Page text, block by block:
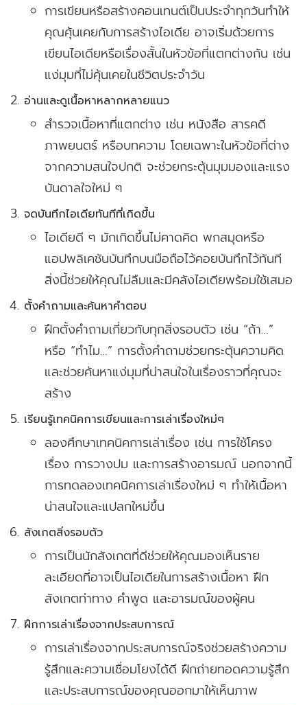
การเขียนหรือสร้างคอนเทนต์เป็นประจำทุกวันทำให้
คุณคุ้นเคยกับการสร้างไอเดีย อาจเริ่มด้วยการ
เขียนไอเดียหรือเรื่องสั้นในหัวข้อที่แตกต่างกัน เช่น
แง่มุมที่ไม่คุ้นเคยในชีวิตประจำวัน
อ่านและดูเนื้อหาหลากหลายแนว
สำรวจเนื้อหาที่แตกต่าง เช่น หนังสือ สารคดี
ภาพยนตร์ หรือบทความ โดยเฉพาะในหัวข้อที่ต่าง
จากความสนใจปกติ จะช่วยกระตุ้นมุมมองและแรง
บันดาลใจใหม่ ๆ
จดบันทึกไอเดียทันทีที่เกิดขึ้น
ไอเดียดี ๆ มักเกิดขึ้นไม่คาดคิด พกสมุดหรือ
แอปพลิเคชันบันทึกบนมือถือไว้คอยบันทึกไว้ทันที
สิ่งนี้ช่วยให้คุณไม่ลืมและมีคลังไอเดียพร้อมใช้เสมอ
ตั้งคำถามและค้นหาคำตอบ
ฝึกตั้งคำถามเกี่ยวกับทุกสิ่งรอบตัว เช่น “ถ้า…”
หรือ “ทำไม…” การตั้งคำถามช่วยกระตุ้นความคิด
และช่วยค้นหาแง่มุมที่น่าสนใจในเรื่องราวที่คุณจะ
สร้าง
เรียนรู้เทคนิคการเขียนและการเล่าเรื่องใหม่ๆ
ลองศึกษาเทคนิคการเล่าเรื่อง เช่น การใช้โครง
เรื่อง การวางปม และการสร้างอารมณ์ นอกจากนี้
การทดลองเทคนิคการเล่าเรื่องใหม่ ๆ ทำให้เนื้อหา
น่าสนใจและแปลกใหม่ขึ้น
สังเกตสิ่งรอบตัว
การเป็นนักสังเกตที่ดีช่วยให้คุณมองเห็นราย
ละเอียดที่อาจเป็นไอเดียในการสร้างเนื้อหา ฝึก
สังเกตท่าทาง คำพูด และอารมณ์ของผู้คน
ฝึกการเล่าเรื่องจากประสบการณ์
การเล่าเรื่องจากประสบการณ์จริงช่วยสร้างความ
รู้สึกและความเชื่อมโยงได้ดี ฝึกถ่ายทอดความรู้สึก
และประสบการณ์ของคุณออกมาให้เห็นภาพ